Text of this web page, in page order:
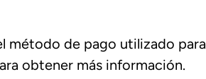
método de pago utilizado para
obtener más información.